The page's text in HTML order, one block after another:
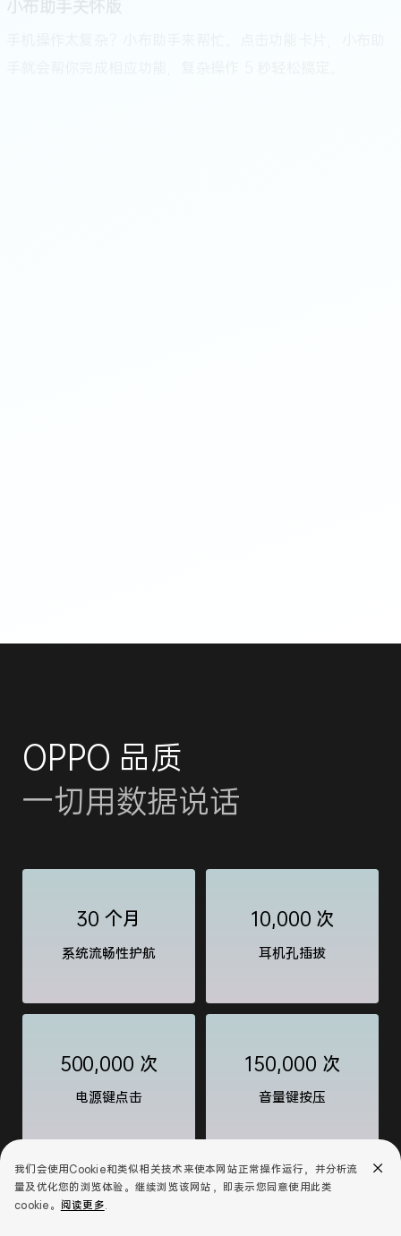
我们会使用Cookie和类似相关技术来使本网站正常操作运行，并分析流
量及优化您的浏览体验。继续浏览该网站，即表示您同意使用此类
cookie。 阅读更多.
小布助手关怀版
OPPO 品质
一切用数据说话
30 个月
系统流畅性护航
10,000 次
耳机孔插拔
500,000 次
电源键点击
150,000 次
音量键按压
20,000 次